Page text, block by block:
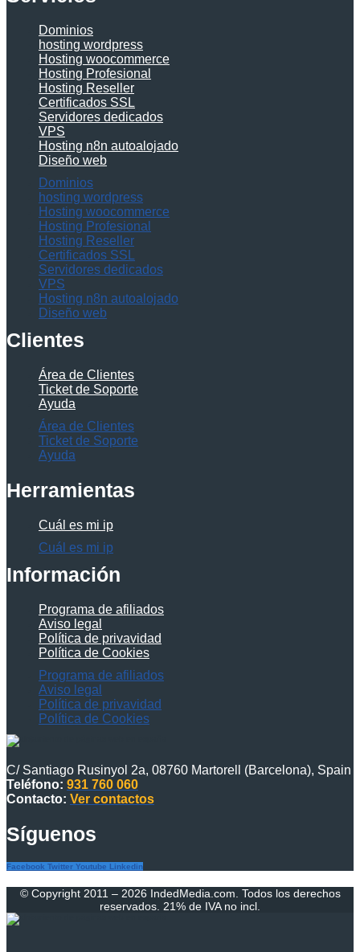
Dominios
hosting wordpress
Hosting woocommerce
Hosting Profesional
Hosting Reseller
Certificados SSL
Servidores dedicados
VPS
Hosting n8n autoalojado
Diseño web
Dominios
hosting wordpress
Hosting woocommerce
Hosting Profesional
Hosting Reseller
Certificados SSL
Servidores dedicados
VPS
Hosting n8n autoalojado
Diseño web
Clientes
Área de Clientes
Ticket de Soporte
Ayuda
Área de Clientes
Ticket de Soporte
Ayuda
Herramientas
Cuál es mi ip
Cuál es mi ip
Información
Programa de afiliados
Aviso legal
Política de privavidad
Política de Cookies
Programa de afiliados
Aviso legal
Política de privavidad
Política de Cookies
C/ Santiago Rusinyol 2a, 08760 Martorell (Barcelona), Spain
Teléfono: 931 760 060
Contacto: Ver contactos
Síguenos
Facebook Twitter Youtube Linkedin
© Copyright 2011 – 2026 IndedMedia.com. Todos los derechos
reservados. 21% de IVA no incl.